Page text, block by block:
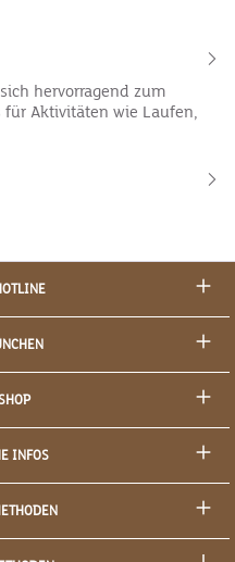
hervorragend zum
Aktivitäten wie Laufen,
INFOS